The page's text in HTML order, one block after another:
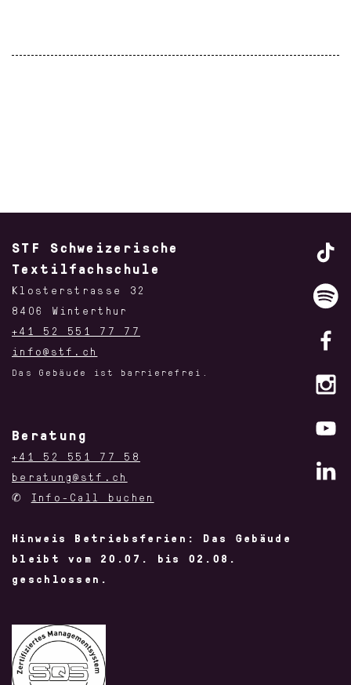
STF Schweizerische
Textilfachschule
Klosterstrasse 32
8406 Winterthur
+41 52 551 77 77
info@stf.ch
Das Gebäude ist barrierefrei.
Beratung
+41 52 551 77 58
beratung@stf.ch
✆ Info-Call buchen
Hinweis Betriebsferien: Das Gebäude
bleibt vom 20.07. bis 02.08.
geschlossen.